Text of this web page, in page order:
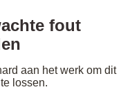
fout
aan het werk om dit
lossen.